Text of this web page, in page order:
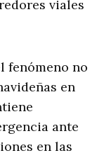
viales
fenómeno no
en
ante
en las